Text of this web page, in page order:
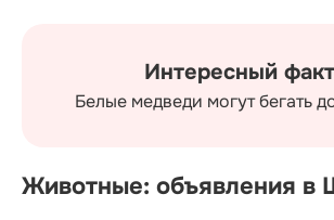
Интересный
Белые медведи могут бегать
Животные: объявления в